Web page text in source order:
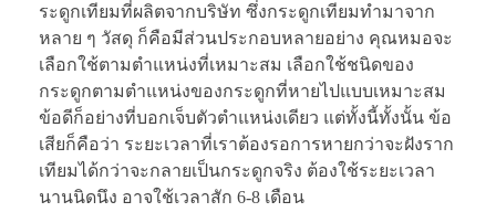
ระดูกเทียมที่ผลิตจากบริษัท ซึ่งกระดูกเทียมทำมาจาก
หลาย ๆ วัสดุ ก็คือมีส่วนประกอบหลายอย่าง คุณหมอจะ
เลือกใช้ตามตำแหน่งที่เหมาะสม เลือกใช้ชนิดของ
กระดูกตามตำแหน่งของกระดูกที่หายไปแบบเหมาะสม
ข้อดีก็อย่างที่บอกเจ็บตัวตำแหน่งเดียว แต่ทั้งนี้ทั้งนั้น ข้อ
เสียก็คือว่า ระยะเวลาที่เราต้องรอการหายกว่าจะฝังราก
เทียมได้กว่าจะกลายเป็นกระดูกจริง ต้องใช้ระยะเวลา
นานนิดนึง อาจใช้เวลาสัก 6-8 เดือน